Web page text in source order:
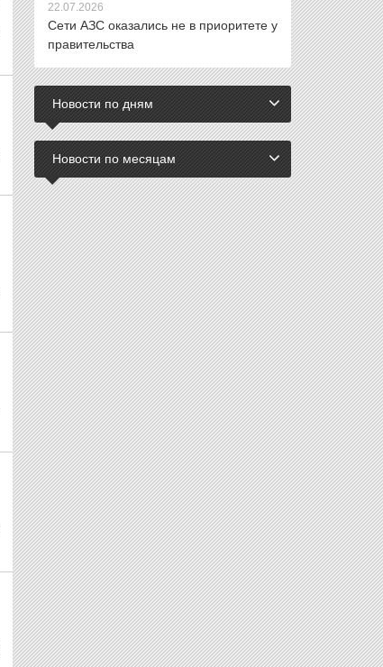
22.07.2026
Сети АЗС оказались не в приоритете у
правительства
Новости по дням
Новости по месяцам